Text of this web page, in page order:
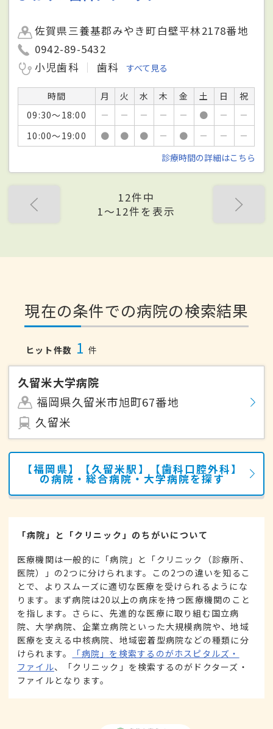
佐賀県三養基郡みやき町白壁平林2178番地
0942-89-5432
小児歯科
歯科 すべて見る
時間 月 火 水 木 金 土 日
祝
09:30～18:00
－ － － － － ● －
－
10:00～19:00
● ● ● － ● － －
－
診療時間の詳細はこちら
12件中
1〜12件を表示
現在の条件での病院の検索結果
ヒット件数 1 件
久留米大学病院
福岡県久留米市旭町67番地
久留米
【福岡県】【久留米駅】【歯科口腔外科】
の病院・総合病院・大学病院を探す
「病院」と「クリニック」のちがいについて
医療機関は一般的に「病院」と「クリニック（診療所、
医院）」の2つに分けられます。この2つの違いを知るこ
とで、よりスムーズに適切な医療を受けられるようにな
ります。まず病院は20以上の病床を持つ医療機関のこと
を指します。さらに、先進的な医療に取り組む国立病
院、大学病院、企業立病院といった大規模病院や、地域
医療を支える中核病院、地域密着型病院などの種類に分
けられます。
「病院」を検索するのがホスピタルズ・
ファイル、「クリニック」を検索するのがドクターズ・
ファイルとなります。